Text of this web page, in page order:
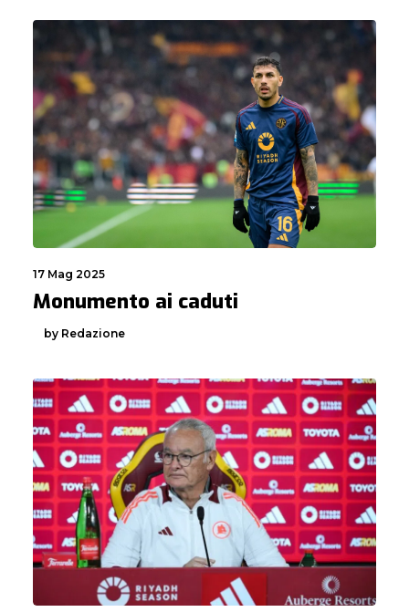
17 Mag 2025
Monumento ai caduti
by Redazione